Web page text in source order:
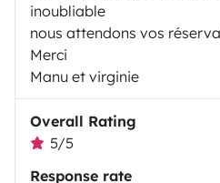
inoubliable
nous attendons vos
Merci
Manu et virginie
Overall Rating
5/5
Response rate